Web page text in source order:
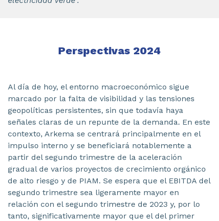
Perspectivas 2024
Al día de hoy, el entorno macroeconómico sigue
marcado por la falta de visibilidad y las tensiones
geopolíticas persistentes, sin que todavía haya
señales claras de un repunte de la demanda. En este
contexto, Arkema se centrará principalmente en el
impulso interno y se beneficiará notablemente a
partir del segundo trimestre de la aceleración
gradual de varios proyectos de crecimiento orgánico
de alto riesgo y de PIAM. Se espera que el EBITDA del
segundo trimestre sea ligeramente mayor en
relación con el segundo trimestre de 2023 y, por lo
tanto, significativamente mayor que el del primer